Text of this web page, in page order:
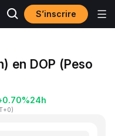
S’inscrire
en DOP (Peso
24h
)